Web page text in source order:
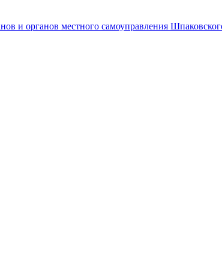
и органов местного самоуправления